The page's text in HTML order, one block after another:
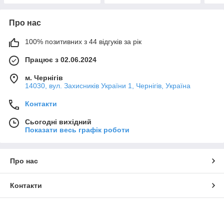
Про нас
100% позитивних з 44 відгуків за рік
Працює з 02.06.2024
м. Чернігів
14030, вул. Захисників України 1, Чернігів, Україна
Контакти
Сьогодні вихідний
Показати весь графік роботи
Про нас
Контакти